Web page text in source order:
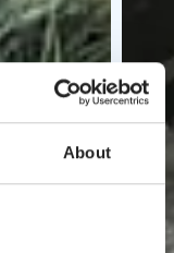
About